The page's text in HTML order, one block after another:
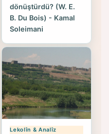
dönüştürdü? (W. E.
B. Du Bois) - Kamal
Soleimani
Lekolîn & Analîz